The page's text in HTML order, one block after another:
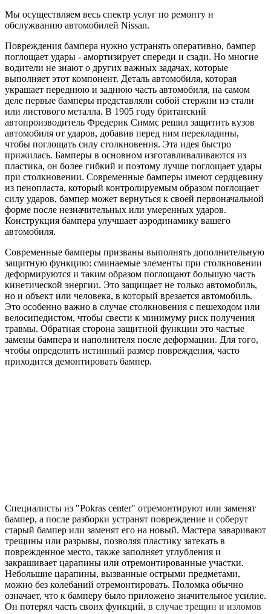
Мы осуществляем весь спектр услуг по ремонту и
обслужванию автомобилей Nissan.
Повреждения бампера нужно устранять оперативно, бампер
поглощает удары - амортизирует спереди и сзади. Но многие
водители не знают о других важных задачах, которые
выполняет этот компонент. Деталь автомобиля, которая
украшает переднюю и заднюю часть автомобиля, на самом
деле первые бамперы представляли собой стержни из стали
или листового металла. В 1905 году британский
автопроизводитель Фредерик Симмс решил защитить кузов
автомобиля от ударов, добавив перед ним перекладины,
чтобы поглощать силу столкновения. Эта идея быстро
прижилась. Бамперы в основном изготавливаливаются из
пластика, он более гибкий и поэтому лучше поглощает удары
при столкновении. Современные бамперы имеют сердцевину
из пенопласта, который контролируемым образом поглощает
силу ударов, бампер может вернуться к своей первоначальной
форме после незначительных или умеренных ударов.
Конструкция бампера улучшает аэродинамику вашего
автомобиля.
Современные бамперы призваны выполнять дополнительную
защитную функцию: сминаемые элементы при столкновении
деформируются и таким образом поглощают большую часть
кинетической энергии. Это защищает не только автомобиль,
но и объект или человека, в который врезается автомобиль.
Это особенно важно в случае столкновения с пешеходом или
велосипедистом, чтобы свести к минимуму риск получения
травмы. Обратная сторона защитной функции это частые
замены бампера и наполнителя после деформации. Для того,
чтобы определить истинный размер повреждения, часто
приходится демонтировать бампер.
Специалисты из "Pokras center" отремонтируют или заменят
бампер, а после разборки устранят повреждение и соберут
старый бампер или заменят его на новый. Мастера заваривают
трещины или разрывы, позволяя пластику затекать в
поврежденное место, также заполняет углубления и
закрашивает царапины или отремонтированные участки.
Небольшие царапины, вызванные острыми предметами,
можно без колебаний отремонтировать. Поломка обычно
означает, что к бамперу было приложено значительное усилие.
Он потерял часть своих функций, в случае трещин и изломов